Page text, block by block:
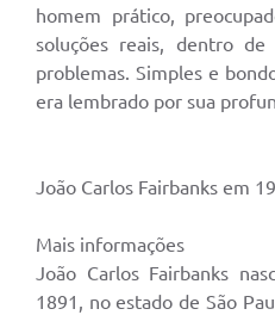
homem prático,
soluções reais, dentro
problemas. Simples e
era lembrado por sua
João Carlos Fairbanks em
Mais informações
João Carlos Fairbanks
1891, no estado de São